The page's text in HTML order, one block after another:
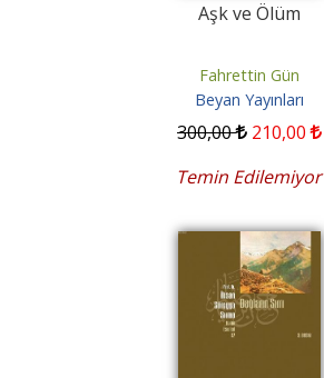
Aşk ve Ölüm
Fahrettin Gün
Beyan Yayınları
300,00 210,00
Temin Edilemiyor